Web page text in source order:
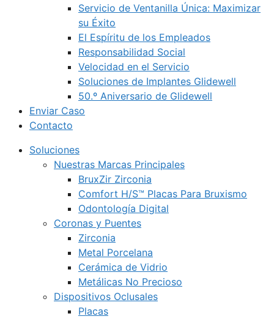
Servicio de Ventanilla Única: Maximizar
su Éxito
El Espíritu de los Empleados
Responsabilidad Social
Velocidad en el Servicio
Soluciones de Implantes Glidewell
50.º Aniversario de Glidewell
Enviar Caso
Contacto
Soluciones
Nuestras Marcas Principales
BruxZir Zirconia
Comfort H/S™ Placas Para Bruxismo
Odontología Digital
Coronas y Puentes
Zirconia
Metal Porcelana
Cerámica de Vidrio
Metálicas No Precioso
Dispositivos Oclusales
Placas